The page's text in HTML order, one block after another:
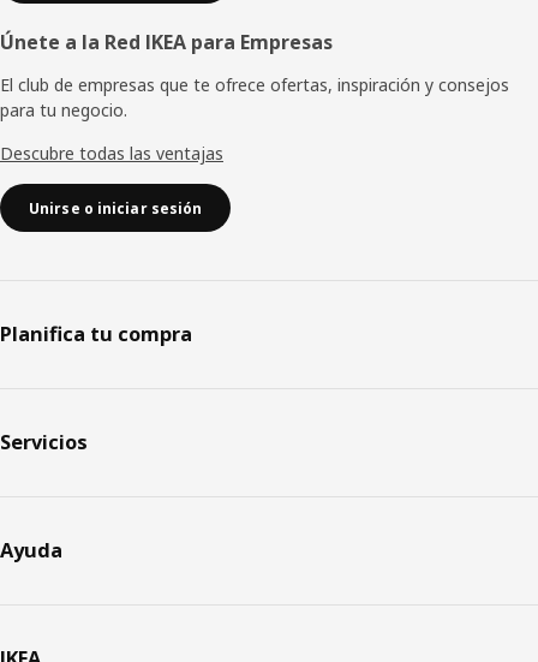
Únete a la Red IKEA para Empresas
El club de empresas que te ofrece ofertas, inspiración y consejos
para tu negocio.
Descubre todas las ventajas
Unirse o iniciar sesión
Planifica tu compra
Servicios
Ayuda